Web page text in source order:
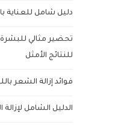
دليل شامل للعناية
تحضير مثالي للبشرة
للنتائج الأمثل
فوائد إزالة الشعر
الدليل الشامل